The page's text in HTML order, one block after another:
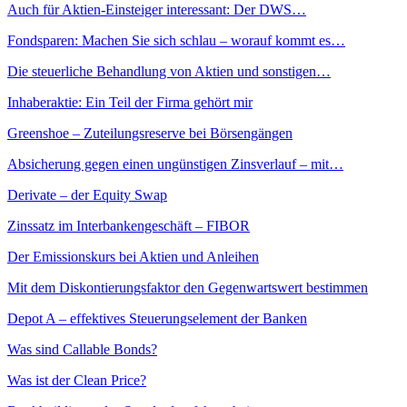
Auch für Aktien-Einsteiger interessant: Der DWS…
Fondsparen: Machen Sie sich schlau – worauf kommt es…
Die steuerliche Behandlung von Aktien und sonstigen…
Inhaberaktie: Ein Teil der Firma gehört mir
Greenshoe – Zuteilungsreserve bei Börsengängen
Absicherung gegen einen ungünstigen Zinsverlauf – mit…
Derivate – der Equity Swap
Zinssatz im Interbankengeschäft – FIBOR
Der Emissionskurs bei Aktien und Anleihen
Mit dem Diskontierungsfaktor den Gegenwartswert bestimmen
Depot A – effektives Steuerungselement der Banken
Was sind Callable Bonds?
Was ist der Clean Price?